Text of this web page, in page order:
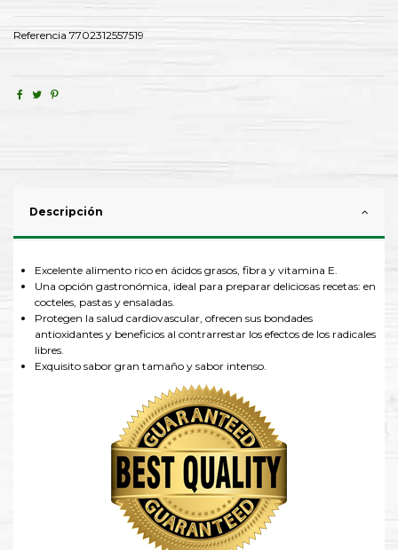
Referencia 7702312557519
Descripción
Excelente alimento rico en ácidos grasos, fibra y vitamina E.
Una opción gastronómica, ideal para preparar deliciosas recetas: en
cocteles, pastas y ensaladas.
Protegen la salud cardiovascular, ofrecen sus bondades
antioxidantes y beneficios al contrarrestar los efectos de los radicales
libres.
Exquisito sabor gran tamaño y sabor intenso.